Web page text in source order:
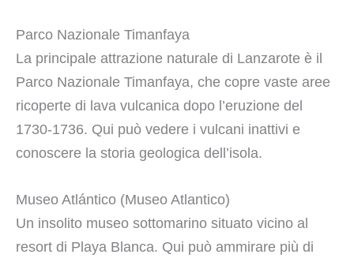
Parco Nazionale Timanfaya
La principale attrazione naturale di Lanzarote è il
Parco Nazionale Timanfaya, che copre vaste aree
ricoperte di lava vulcanica dopo l’eruzione del
1730-1736. Qui può vedere i vulcani inattivi e
conoscere la storia geologica dell’isola.
Museo Atlántico (Museo Atlantico)
Un insolito museo sottomarino situato vicino al
resort di Playa Blanca. Qui può ammirare più di